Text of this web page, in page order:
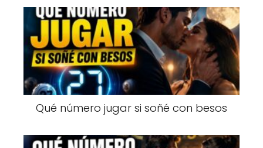
Qué número jugar si soñé con besos